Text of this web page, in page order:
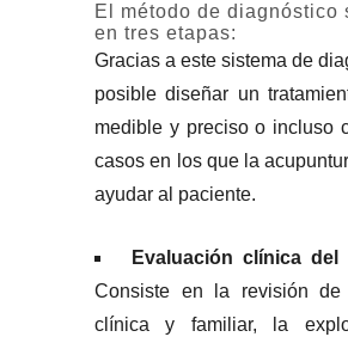
El método de diagnóstico
en tres etapas:
Gracias a este sistema de
posible diseñar un
medible y preciso o incluso
casos en los que la
ayudar al paciente.
Evaluación clínica del
Consiste en la revisión de
clínica y familiar, la